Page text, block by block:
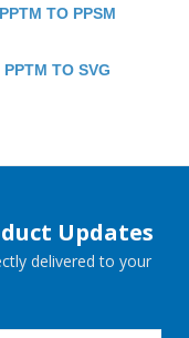
PPTM TO PPSM
PPTM TO SVG
Updates
delivered to your